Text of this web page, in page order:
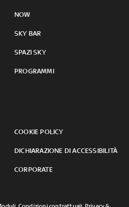
NOW
SKY BAR
SPAZI SKY
PROGRAMMI
COOKIE POLICY
DICHIARAZIONE DI ACCESSIBILITÀ
CORPORATE